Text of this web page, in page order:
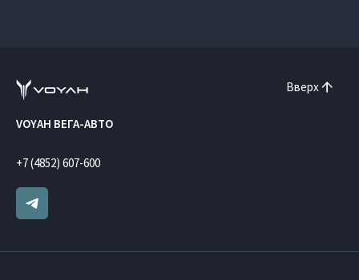
Вверх
VOYAH ВЕГА-АВТО
+7 (4852) 607-600